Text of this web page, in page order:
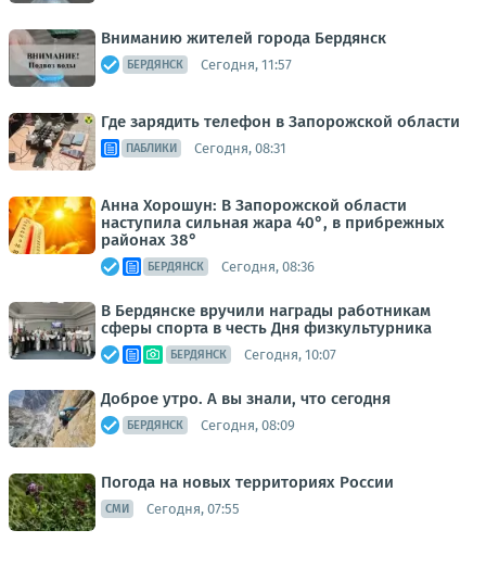
Вниманию жителей города Бердянск
БЕРДЯНСК Сегодня, 11:57
Где зарядить телефон в Запорожской области
ПАБЛИКИ Сегодня, 08:31
Анна Хорошун: В Запорожской области
наступила сильная жара 40°, в прибрежных
районах 38°
БЕРДЯНСК Сегодня, 08:36
В Бердянске вручили награды работникам
сферы спорта в честь Дня физкультурника
БЕРДЯНСК Сегодня, 10:07
Доброе утро. А вы знали, что сегодня
БЕРДЯНСК Сегодня, 08:09
Погода на новых территориях России
СМИ Сегодня, 07:55